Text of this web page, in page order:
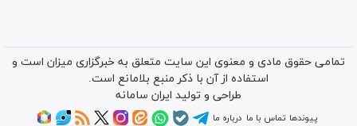
تمامی حقوق مادی و معنوی این سایت متعلق به خبرگزاری میزان است و
استفاده از آن با ذکر منبع بلامانع است.
طراحی و تولید ایران سامانه
پیوندها تماس با ما درباره ما